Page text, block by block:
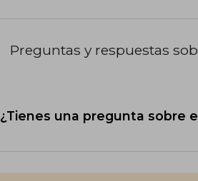
Preguntas y respuestas
¿Tienes una pregunta sobre